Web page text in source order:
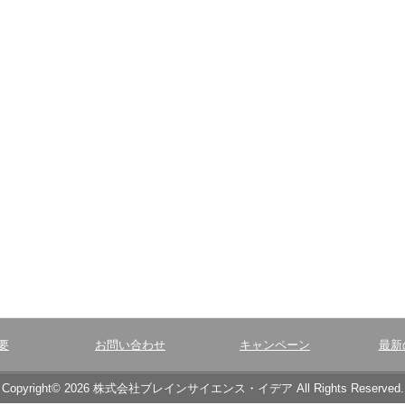
お問い合わせ キャンペーン 最新
Copyright© 2026 株式会社ブレインサイエンス・イデア All Rights Reserved.